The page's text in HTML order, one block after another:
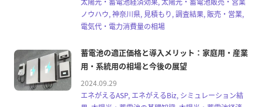
ノウハウ, 神奈川県, 見積もり, 調査結果, 販売・営業,
電気代・電力消費量の相場
蓄電池の適正価格と導入メリット：家庭用・産業
用・系統用の相場と今後の展望
2024.09.29
エネがえるASP, エネがえるBiz, シミュレーション結